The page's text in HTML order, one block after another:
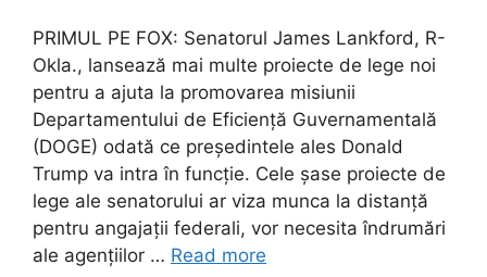
PRIMUL PE FOX: Senatorul James Lankford, R-
Okla., lansează mai multe proiecte de lege noi
pentru a ajuta la promovarea misiunii
Departamentului de Eficiență Guvernamentală
(DOGE) odată ce președintele ales Donald
Trump va intra în funcție. Cele șase proiecte de
lege ale senatorului ar viza munca la distanță
pentru angajații federali, vor necesita îndrumări
ale agențiilor … Read more